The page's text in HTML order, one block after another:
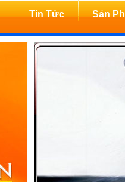
Tin Tức Sản